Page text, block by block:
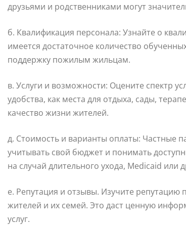
друзьями и родственниками могут
б. Квалификация персонала: Узнайте о
имеется достаточное количество
поддержку пожилым жильцам.
в. Услуги и возможности: Оцените спектр
удобства, как места для отдыха, сады,
качество жизни жителей.
д. Стоимость и варианты оплаты: Частные
учитывать свой бюджет и понимать
на случай длительного ухода, Medicaid или
е. Репутация и отзывы. Изучите
жителей и их семей. Это даст ценную
услуг.